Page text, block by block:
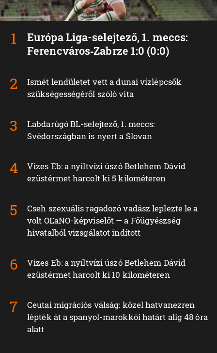
Európa Liga-selejtező, 1. meccs:
Ferencváros‑Zabrze 1:0 (0:0)
Ismét lendületet vett a dunai vízlépcsők
szükségességéről szóló vita
Labdarúgó BL-selejtező, 1. meccs:
Svédországban is nyert a Slovan
Vizes Eb: a nyíltvízi úszó Betlehem Dávid
ezüstérmet harcolt ki 5 kilométeren
Cseh szexuális ragadozó vadász leplezte le a
volt OĽaNO-képviselőt — a Főügyészség
hivatalból vizsgálatot indított
Vizes Eb: a nyíltvízi úszó Betlehem Dávid
ezüstérmet harcolt ki 10 kilométeren
Ceutai migrációs válság: közel hatvanezren
lépték át a spanyol-marokkói határt alig 48 óra
alatt